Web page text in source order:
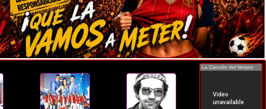
La Canción del Verano